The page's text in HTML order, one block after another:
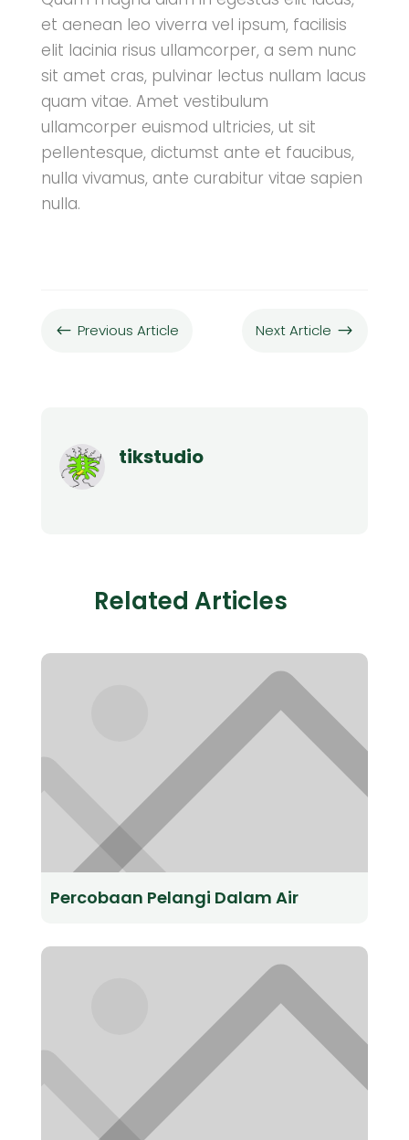
et aenean leo viverra vel ipsum, facilisis
elit lacinia risus ullamcorper, a sem nunc
sit amet cras, pulvinar lectus nullam lacus
quam vitae. Amet vestibulum
ullamcorper euismod ultricies, ut sit
pellentesque, dictumst ante et faucibus,
nulla vivamus, ante curabitur vitae sapien
nulla.
# Previous Article Next Article $
tikstudio
Related Articles
Percobaan Pelangi Dalam Air